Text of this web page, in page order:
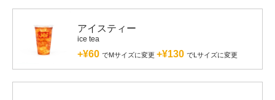
アイスティー
ice tea
+¥60 でMサイズに変更 +¥130 でLサイズに変更